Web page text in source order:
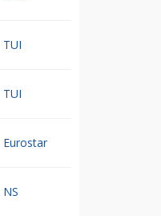
TUI
TUI
Eurostar
NS